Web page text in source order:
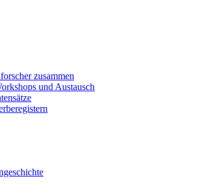
zusammen
und Austausch